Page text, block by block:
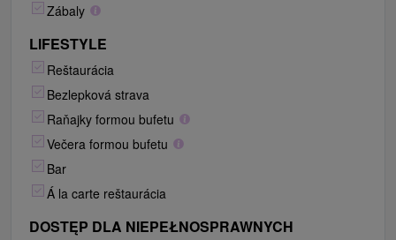
Zábaly
LIFESTYLE
Reštaurácia
Bezlepková strava
Raňajky formou bufetu
Večera formou bufetu
Bar
Á la carte reštaurácia
DOSTĘP DLA NIEPEŁNOSPRAWNYCH